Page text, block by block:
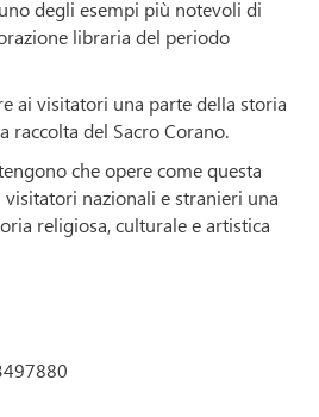
degli esempi più notevoli di
libraria del periodo
ai visitatori una parte della storia
raccolta del Sacro Corano.
che opere come questa
visitatori nazionali e stranieri una
religiosa, culturale e artistica